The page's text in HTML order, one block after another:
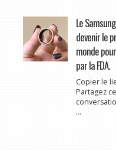
Le
devenir le
monde
par la FDA.
Copier le
Partagez
...